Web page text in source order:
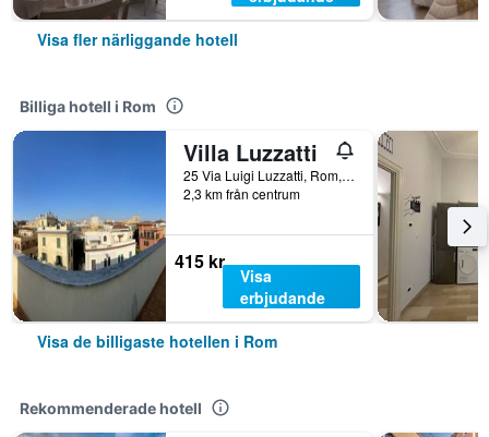
Visa fler närliggande hotell
Billiga hotell i Rom
Villa Luzzatti
25 Via Luigi Luzzatti, Rom, Italien
2,3 km från centrum
415 kr
Visa
erbjudande
Visa de billigaste hotellen i Rom
Rekommenderade hotell